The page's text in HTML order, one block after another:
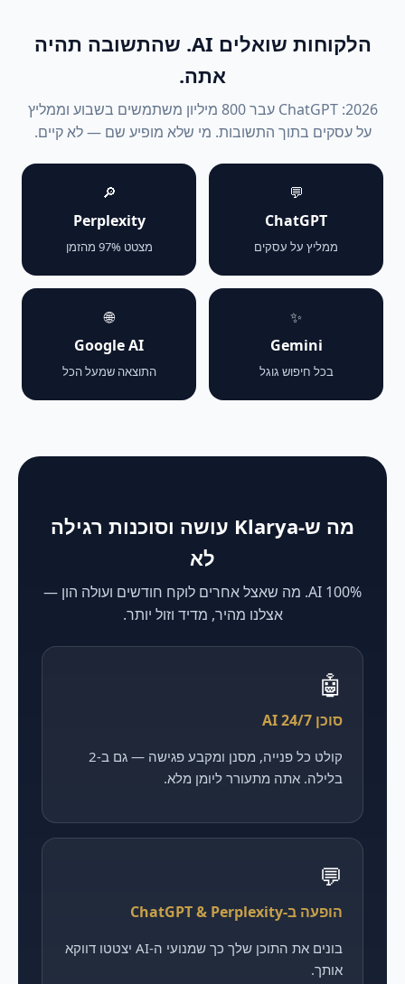
הלקוחות שואלים AI. שהתשובה תהיה
אתה.
2026: ChatGPT עבר 800 מיליון משתמשים בשבוע וממליץ
על עסקים בתוך התשובות. מי שלא מופיע שם — לא קיים.
💬
ChatGPT
ממליץ על עסקים
🔎
Perplexity
מצטט 97% מהזמן
✨
Gemini
בכל חיפוש גוגל
🌐
Google AI
התוצאה שמעל הכל
מה ש-Klarya עושה וסוכנות רגילה
לא
100% AI. מה שאצל אחרים לוקח חודשים ועולה הון —
אצלנו מהיר, מדיד וזול יותר.
🤖
סוכן AI 24/7
קולט כל פנייה, מסנן ומקבע פגישה — גם ב-2
בלילה. אתה מתעורר ליומן מלא.
💬
הופעה ב-ChatGPT & Perplexity
בונים את התוכן שלך כך שמנועי ה-AI יצטטו דווקא
אותך.